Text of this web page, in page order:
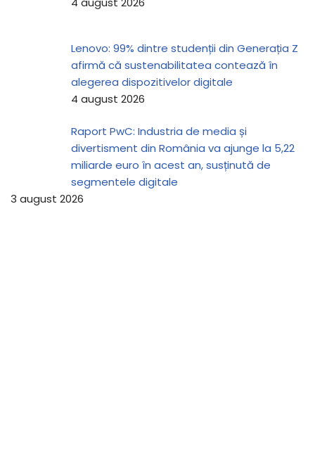
Lenovo: 99% dintre studenții din Generația Z
afirmă că sustenabilitatea contează în
alegerea dispozitivelor digitale
4 august 2026
Raport PwC: Industria de media și
divertisment din România va ajunge la 5,22
miliarde euro în acest an, susținută de
segmentele digitale
3 august 2026